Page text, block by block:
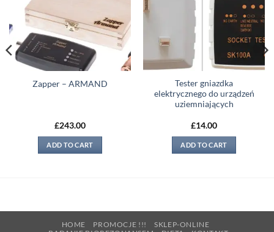
Zapper – ARMAND
£243.00
ADD TO CART
Add to
wishlist
Tester gniazdka
elektrycznego do urządzeń
uziemniających
£14.00
ADD TO CART
HOME PROMOCJE !!!
SKLEP-ONLINE